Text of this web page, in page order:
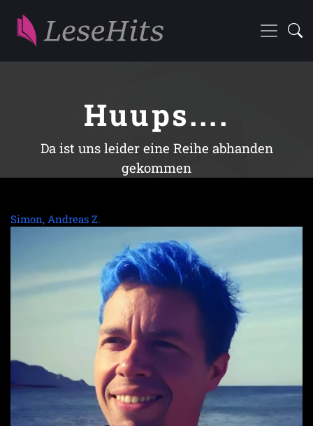
Huups....
Da ist uns leider eine Reihe abhanden
gekommen
Simon, Andreas Z.